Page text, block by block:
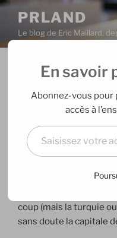
Aller
contenu
principal
PRLAND
Le blog de Eric Maillard,
PUBLIÉ
02/12/2007PARERIC
Is France a
qu’un élève de 10 ans ?,
FOX
nous donne déjà
vraiment très
coup (mais la turquie
sans doute la capitale
En savoir
Abonnez-vous pour
accès à
Saisissez votre adresse e-mail…